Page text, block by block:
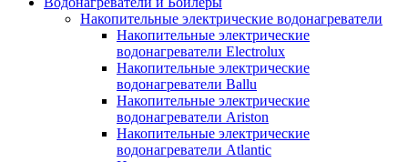
Накопительные электрические водонагреватели
Накопительные электрические
водонагреватели Electrolux
Накопительные электрические
водонагреватели Ballu
Накопительные электрические
водонагреватели Ariston
Накопительные электрические
водонагреватели Atlantic